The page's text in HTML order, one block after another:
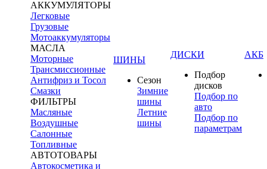
АККУМУЛЯТОРЫ
Легковые
Грузовые
Мотоаккумуляторы
МАСЛА
Моторные
Трансмиссионные
Антифриз и Тосол
Смазки
ФИЛЬТРЫ
Масляные
Воздушные
Салонные
Топливные
АВТОТОВАРЫ
Автокосметика и
ШИНЫ
Сезон
Зимние
шины
Летние
шины
ДИСКИ
Подбор
дисков
Подбор по
авто
Подбор по
параметрам
АКБ